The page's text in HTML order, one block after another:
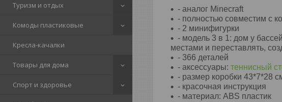
Туризм и отдых
Комоды пластиковые
Кресла-качалки
Товары для дома
Спорт и здоровье
- аналог Minecraft
- полностью совместим с
- 2 минифигурки
- модель 3 в 1: дом у
местами и переставлять,
- 366 деталей
- аксессуары: теннисный
- размер коробки 43*7*28
- красочная инструкция
- материал: ABS пластик